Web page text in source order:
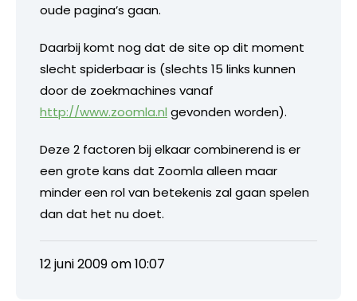
oude pagina’s gaan.
Daarbij komt nog dat de site op dit moment
slecht spiderbaar is (slechts 15 links kunnen
door de zoekmachines vanaf
http://www.zoomla.nl gevonden worden).
Deze 2 factoren bij elkaar combinerend is er
een grote kans dat Zoomla alleen maar
minder een rol van betekenis zal gaan spelen
dan dat het nu doet.
12 juni 2009 om 10:07